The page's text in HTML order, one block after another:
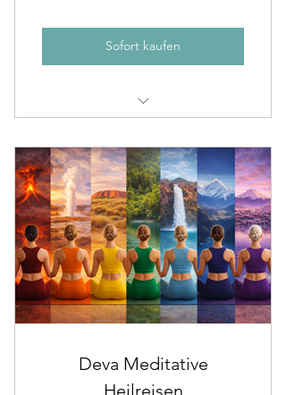
Sofort kaufen
Live
Zurück in deine Energie Konzept
Online
Deva Meditative
Heilreisen